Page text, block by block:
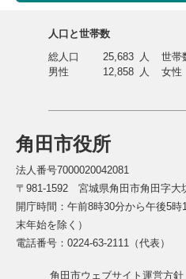
角田市役所
法人番号7000020042081
〒981-1592 宮城県角田市角田字大
開庁時間：午前8時30分から午後5
末年始を除く）
電話番号：0224-63-2111（代表）
角田市ウェブサイト運営方針
人口と世帯数
総人口
25,683 人 世帯
男性
12,858 人 女性